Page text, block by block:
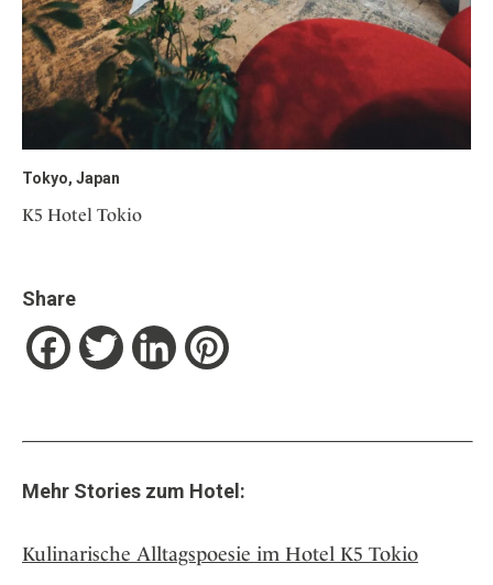
Tokyo, Japan
K5 Hotel Tokio
Share
FacebookTwitter LinkedIn
Mehr Stories zum Hotel:
Kulinarische Alltagspoesie im Hotel K5 Tokio